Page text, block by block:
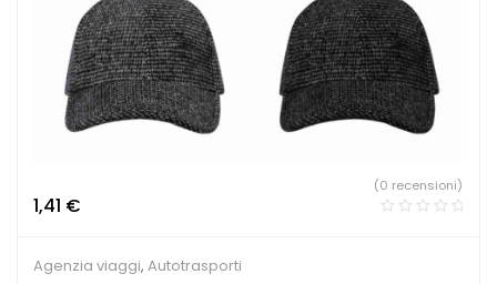
1,41 €
(0 recensioni)
Agenzia viaggi, Autotrasporti